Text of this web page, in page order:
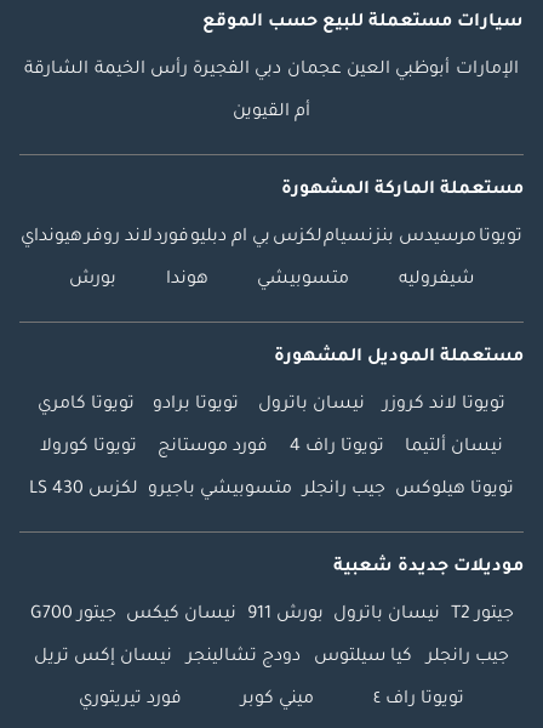
سيارات مستعملة للبيع حسب الموقع
الإمارات أبوظبي العين عجمان دبي الفجيرة رأس الخيمة الشارقة
أم القيوين
مستعملة الماركة المشهورة
تويوتا مرسيدس بنزنسياملكزس بي ام دبليوفوردلاند روفرهيونداي
شيفروليه متسوبيشي هوندا بورش
مستعملة الموديل المشهورة
تويوتا لاند كروزر نيسان باترول تويوتا برادو تويوتا كامري
نيسان ألتيما تويوتا راف 4 فورد موستانج تويوتا كورولا
تويوتا هيلوكس جيب رانجلر متسوبيشي باجيرو لكزس LS 430
موديلات جديدة شعبية
جيتور T2 نيسان باترول بورش 911 نيسان كيكس جيتور G700
جيب رانجلر كيا سيلتوس دودج تشالينجر نيسان إكس تريل
تويوتا راف ٤ ميني كوبر فورد تيريتوري